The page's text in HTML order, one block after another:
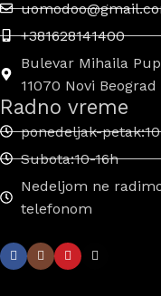
+381628141400
Bulevar Mihaila
11070 Novi Beograd
Radno vreme
ponedeljak-
Subota:10-16h
Nedeljom ne
telefonom